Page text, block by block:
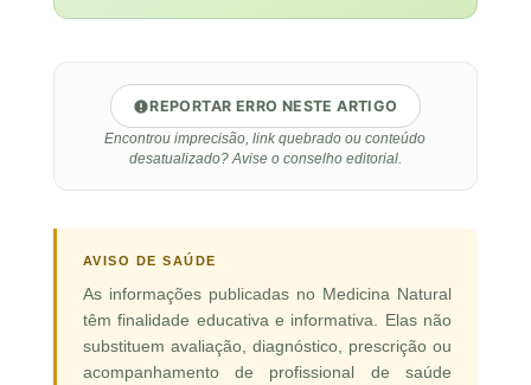
REPORTAR ERRO NESTE ARTIGO
Encontrou imprecisão, link quebrado ou conteúdo
desatualizado? Avise o conselho editorial.
AVISO DE SAÚDE
As informações publicadas no Medicina Natural
têm finalidade educativa e informativa. Elas não
substituem avaliação, diagnóstico, prescrição ou
acompanhamento de profissional de saúde